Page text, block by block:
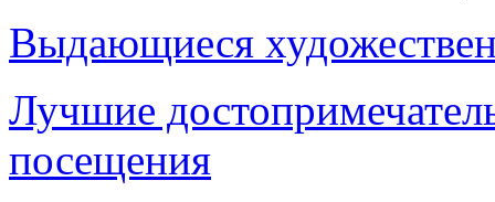
Выдающиеся
Лучшие
посещения